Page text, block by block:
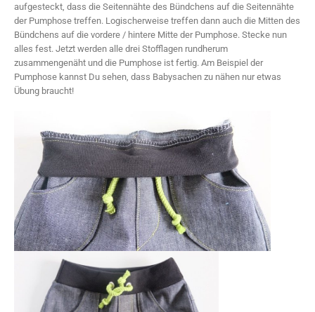
aufgesteckt, dass die Seitennähte des Bündchens auf die Seitennähte
der Pumphose treffen. Logischerweise treffen dann auch die Mitten des
Bündchens auf die vordere / hintere Mitte der Pumphose. Stecke nun
alles fest. Jetzt werden alle drei Stofflagen rundherum
zusammengenäht und die Pumphose ist fertig. Am Beispiel der
Pumphose kannst Du sehen, dass Babysachen zu nähen nur etwas
Übung braucht!